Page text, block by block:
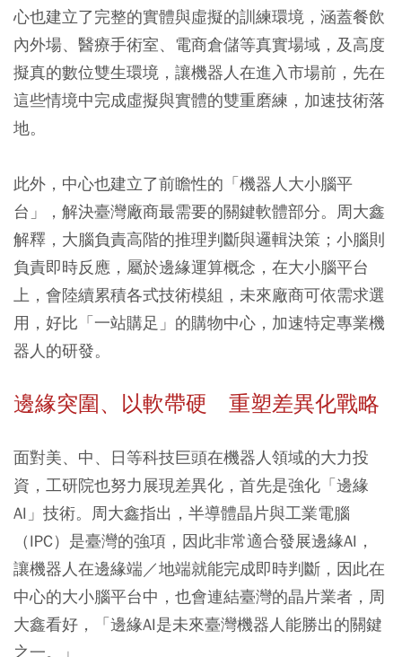
心也建立了完整的實體與虛擬的訓練環境，涵蓋餐飲
內外場、醫療手術室、電商倉儲等真實場域，及高度
擬真的數位雙生環境，讓機器人在進入市場前，先在
這些情境中完成虛擬與實體的雙重磨練，加速技術落
地。
此外，中心也建立了前瞻性的「機器人大小腦平
台」，解決臺灣廠商最需要的關鍵軟體部分。周大鑫
解釋，大腦負責高階的推理判斷與邏輯決策；小腦則
負責即時反應，屬於邊緣運算概念，在大小腦平台
上，會陸續累積各式技術模組，未來廠商可依需求選
用，好比「一站購足」的購物中心，加速特定專業機
器人的研發。
邊緣突圍、以軟帶硬 重塑差異化戰略
面對美、中、日等科技巨頭在機器人領域的大力投
資，工研院也努力展現差異化，首先是強化「邊緣
AI」技術。周大鑫指出，半導體晶片與工業電腦
（IPC）是臺灣的強項，因此非常適合發展邊緣AI，
讓機器人在邊緣端／地端就能完成即時判斷，因此在
中心的大小腦平台中，也會連結臺灣的晶片業者，周
大鑫看好，「邊緣AI是未來臺灣機器人能勝出的關鍵
之一。」